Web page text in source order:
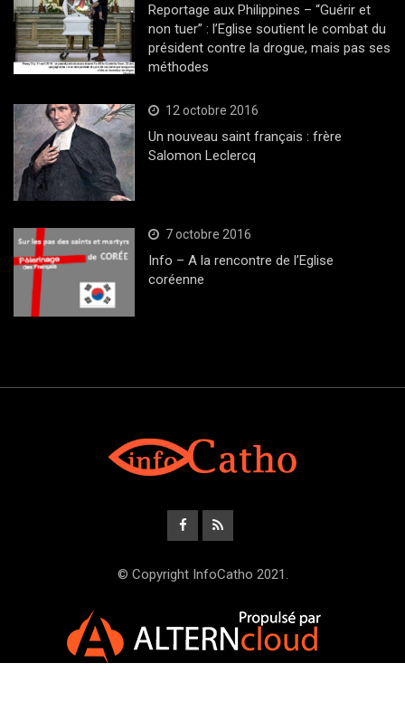
Reportage aux Philippines – “Guérir et
non tuer” : l’Eglise soutient le combat du
président contre la drogue, mais pas ses
méthodes
12 octobre 2016
Un nouveau saint français : frère
Salomon Leclercq
7 octobre 2016
Info – A la rencontre de l’Eglise
coréenne
© Copyright InfoCatho 2021.